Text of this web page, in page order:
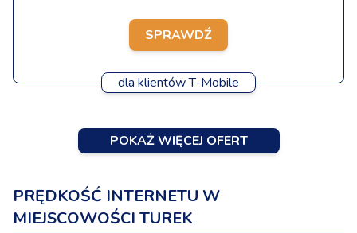
SPRAWDŹ
dla klientów T-Mobile
POKAŻ WIĘCEJ OFERT
PRĘDKOŚĆ INTERNETU W
MIEJSCOWOŚCI TUREK